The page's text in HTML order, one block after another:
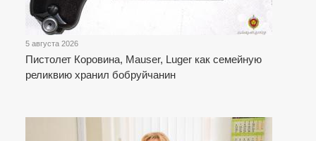
5 августа 2026
Пистолет Коровина, Mauser, Luger как семейную
реликвию хранил бобруйчанин